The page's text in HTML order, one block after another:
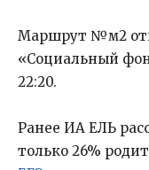
Маршрут №м2
«Социальный
22:20.
Ранее ИА ЕЛЬ
только 26%